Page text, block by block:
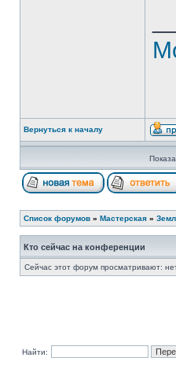
Вернуться к началу
Список форумов » Мастерская »
Кто сейчас на конференции
Сейчас этот форум просматривают:
Найти: